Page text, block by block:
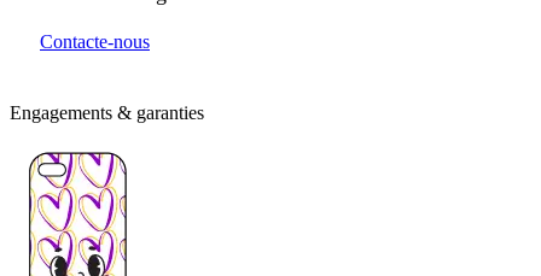
Contacte-nous
Engagements & garanties